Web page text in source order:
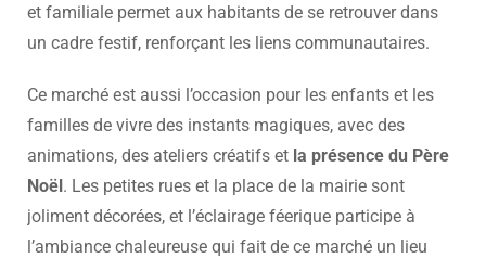
et familiale permet aux habitants de se retrouver dans
un cadre festif, renforçant les liens communautaires.
Ce marché est aussi l’occasion pour les enfants et les
familles de vivre des instants magiques, avec des
animations, des ateliers créatifs et la présence du Père
Noël. Les petites rues et la place de la mairie sont
joliment décorées, et l’éclairage féerique participe à
l’ambiance chaleureuse qui fait de ce marché un lieu